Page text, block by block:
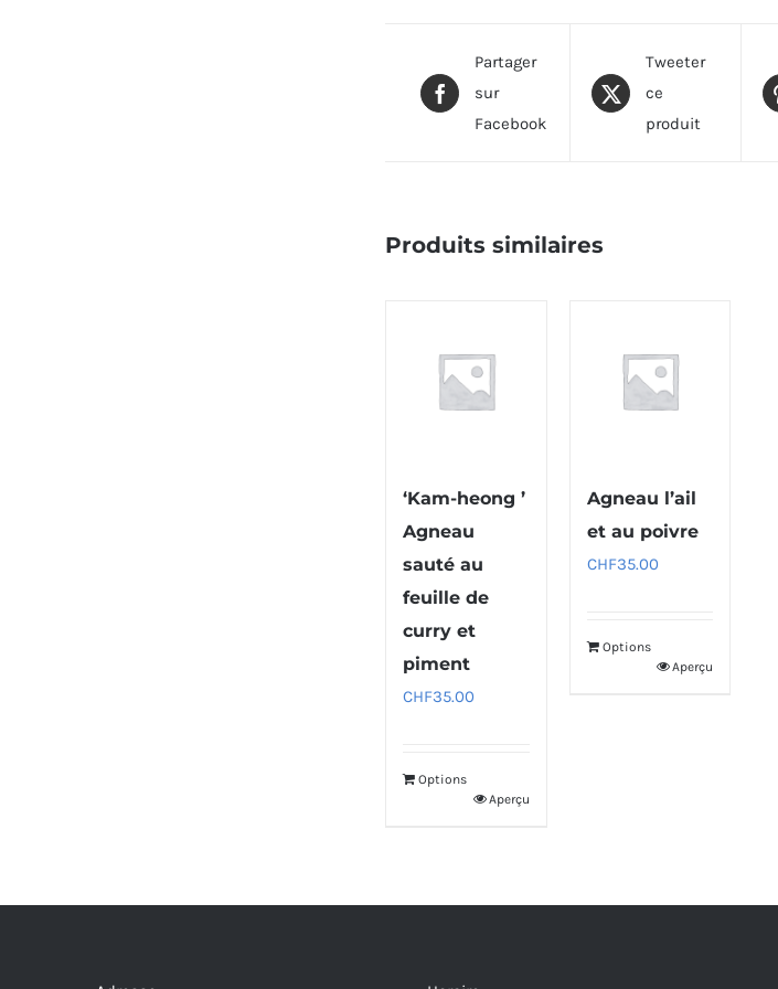
Partager
sur
Facebook
Tweeter
ce
produit
Produits similaires
‘Kam-heong ’
Agneau
sauté au
feuille de
curry et
piment
CHF35.00
Options
Aperçu
Agneau l’ail
et au poivre
CHF35.00
Options
Aperçu